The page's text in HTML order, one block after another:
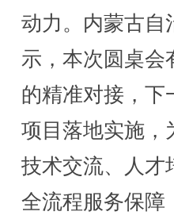
动力。内蒙古自
示，本次圆桌会
的精准对接，下
项目落地实施，
技术交流、人才
全流程服务保障